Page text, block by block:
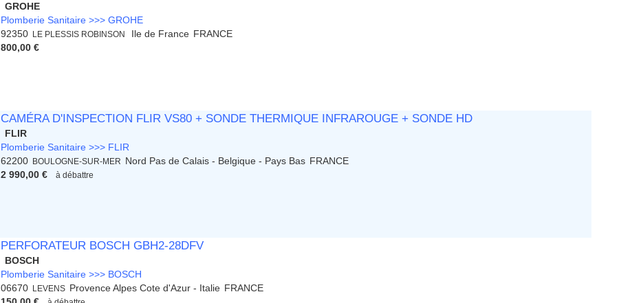
GROHE
Plomberie Sanitaire >>> GROHE
92350
LE PLESSIS ROBINSON Ile de France FRANCE
800,00 €
CAMÉRA D'INSPECTION FLIR VS80 + SONDE THERMIQUE INFRAROUGE + SONDE HD
FLIR
Plomberie Sanitaire >>> FLIR
62200
BOULOGNE-SUR-MER Nord Pas de Calais - Belgique - Pays Bas FRANCE
2 990,00 €
à débattre
PERFORATEUR BOSCH GBH2-28DFV
BOSCH
Plomberie Sanitaire >>> BOSCH
06670
LEVENS Provence Alpes Cote d'Azur - Italie FRANCE